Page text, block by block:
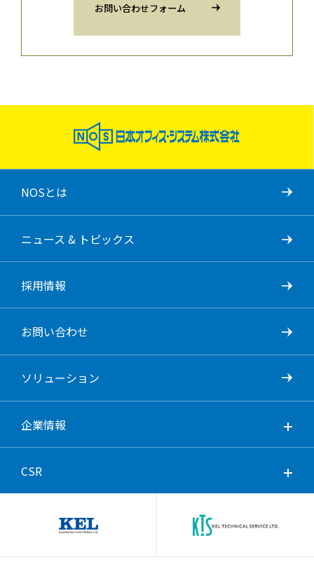
お問い合わせフォーム
NOSとは
ニュース & トピックス
採用情報
お問い合わせ
ソリューション
企業情報
CSR